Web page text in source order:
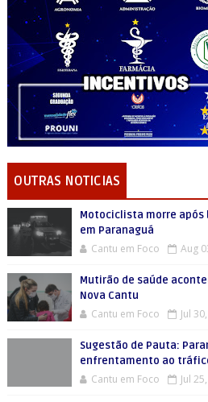
OUTRAS NOTICIAS
Motociclista morre após
em Paranaguá
Cantu em Foco Aug
Mutirão de saúde
Nova Cantu
Cantu em Foco Jul
Sugestão de Pauta:
enfrentamento ao
Cantu em Foco Jul